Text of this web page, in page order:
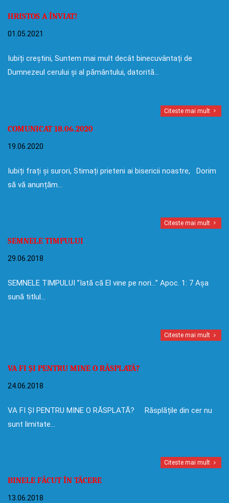
HRISTOS A ÎNVIAT!
01.05.2021
Iubiți creștini, Suntem mai mult decât binecuvântați de
Dumnezeul cerului și al pământului, datorită…
Citeste mai mult
COMUNICAT 18.06.2020
19.06.2020
Iubiți frați și surori, Stimați prieteni ai bisericii noastre, Dorim
să vă anunțăm…
Citeste mai mult
SEMNELE TIMPULUI
29.06.2018
SEMNELE TIMPULUI ”Iată că El vine pe nori…” Apoc. 1: 7 Așa
sună titlul…
Citeste mai mult
VA FI ȘI PENTRU MINE O RĂSPLATĂ?
24.06.2018
VA FI ȘI PENTRU MINE O RĂSPLATĂ? Răsplățile din cer nu
sunt limitate…
Citeste mai mult
BINELE FĂCUT ÎN TĂCERE
13.06.2018